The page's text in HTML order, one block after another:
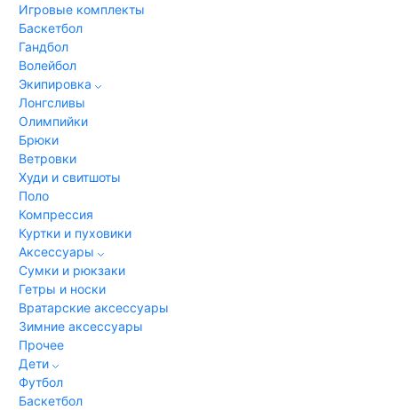
Игровые комплекты
Баскетбол
Гандбол
Волейбол
Экипировка
Лонгсливы
Олимпийки
Брюки
Ветровки
Худи и свитшоты
Поло
Компрессия
Куртки и пуховики
Аксессуары
Сумки и рюкзаки
Гетры и носки
Вратарские аксессуары
Зимние аксессуары
Прочее
Дети
Футбол
Баскетбол